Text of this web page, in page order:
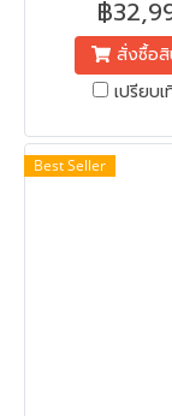
฿
สั่งซื้อ
เปรียบ
Best Seller